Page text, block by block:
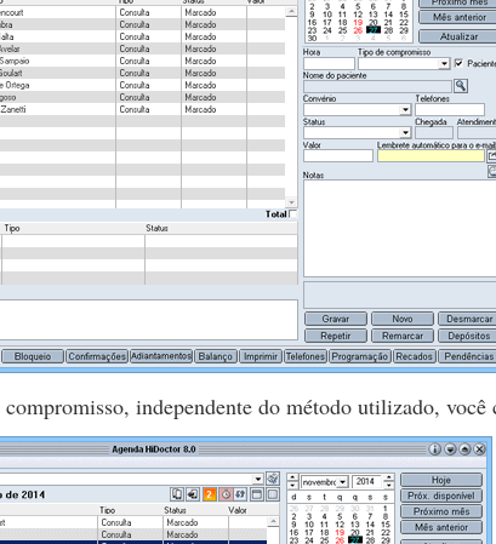
independente do método utilizado, você